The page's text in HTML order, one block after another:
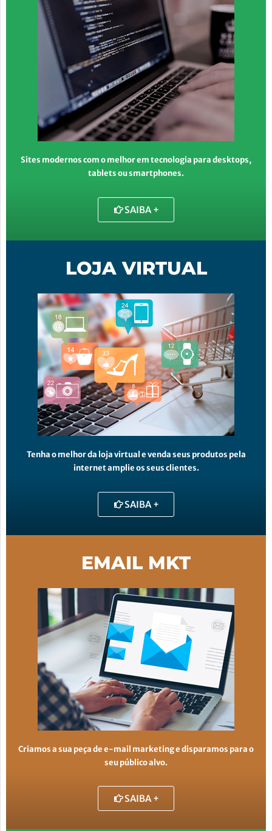
Sites modernos com o melhor em tecnologia para desktops,
tablets ou smartphones.
SAIBA +
LOJA VIRTUAL
Tenha o melhor da loja virtual e venda seus produtos pela
internet amplie os seus clientes.
SAIBA +
EMAIL MKT
Criamos a sua peça de e-mail marketing e disparamos para o
seu público alvo.
SAIBA +